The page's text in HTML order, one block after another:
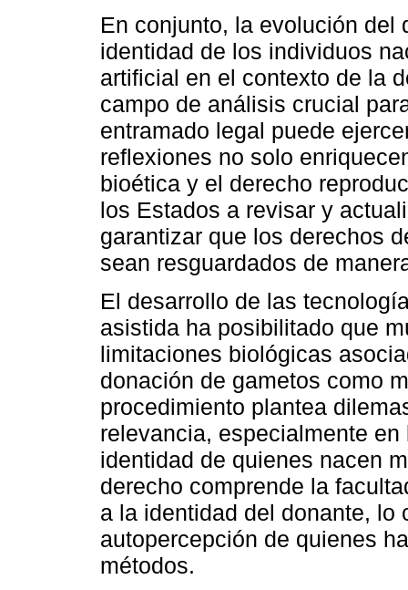
En conjunto, la evolución del
identidad de los individuos
artificial en el contexto de la
campo de análisis crucial
entramado legal puede
reflexiones no solo
bioética y el derecho
los Estados a revisar y
garantizar que los derechos
sean resguardados de
El desarrollo de las
asistida ha posibilitado que
limitaciones biológicas
donación de gametos como
procedimiento plantea
relevancia, especialmente
identidad de quienes nacen
derecho comprende la
a la identidad del donante, lo
autopercepción de quienes
métodos.